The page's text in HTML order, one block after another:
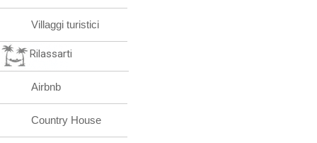
Villaggi turistici
Rilassarti
Airbnb
Country House